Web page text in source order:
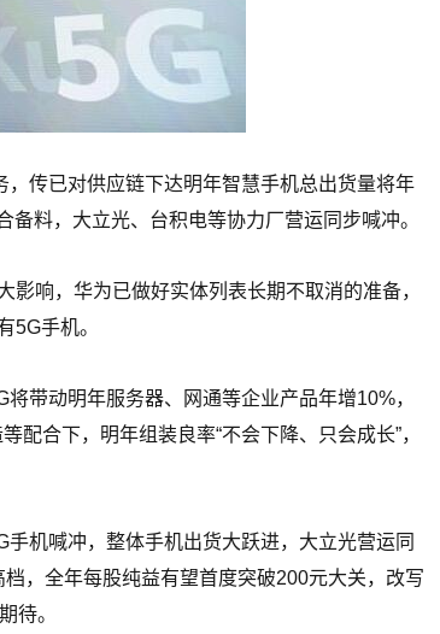
传已对供应链下达明年智慧手机总出货量将年
料，大立光、台积电等协力厂营运同步喊冲。
影响，华为已做好实体列表长期不取消的准备，
5G手机。
带动明年服务器、网通等企业产品年增10%，
合下，明年组装良率“不会下降、只会成长”，
机喊冲，整体手机出货大跃进，大立光营运同
，全年每股纯益有望首度突破200元大关，改写
待。